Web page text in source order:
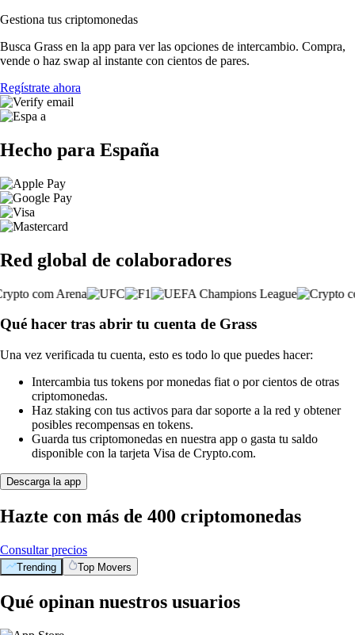
Gestiona tus criptomonedas
Busca Grass en la app para ver las opciones de intercambio. Compra,
vende o haz swap al instante con cientos de pares.
Regístrate ahora
Hecho para España
Red global de colaboradores
Qué hacer tras abrir tu cuenta de Grass
Una vez verificada tu cuenta, esto es todo lo que puedes hacer:
Intercambia tus tokens por monedas fiat o por cientos de otras
criptomonedas.
Haz staking con tus activos para dar soporte a la red y obtener
posibles recompensas en tokens.
Guarda tus criptomonedas en nuestra app o gasta tu saldo
disponible con la tarjeta Visa de Crypto.com.
Descarga la app
Hazte con más de 400 criptomonedas
Consultar precios
Trending Top Movers